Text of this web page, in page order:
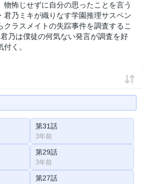
物怖じせずに自分の思ったことを言う
君乃ミキが織りなす学園推理サスペン
クラスメイトの失踪事件を調査するこ
乃は僕徒の何気ない発言が調査を好
く。
第31話
3年前
第29話
3年前
第27話